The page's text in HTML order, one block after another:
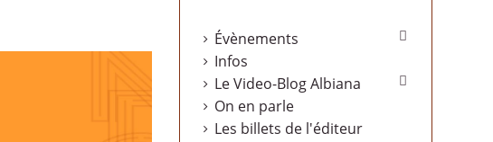
Évènements 
Infos
Le Video-Blog Albiana

On en parle
Les billets de l'éditeur